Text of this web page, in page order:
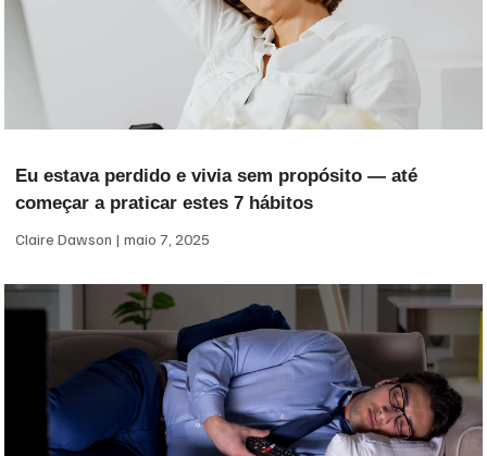
Eu estava perdido e vivia sem propósito — até
começar a praticar estes 7 hábitos
Claire Dawson maio 7, 2025